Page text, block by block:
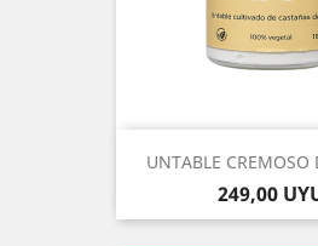
UNTABLE CREMOSO
Precio
249,00